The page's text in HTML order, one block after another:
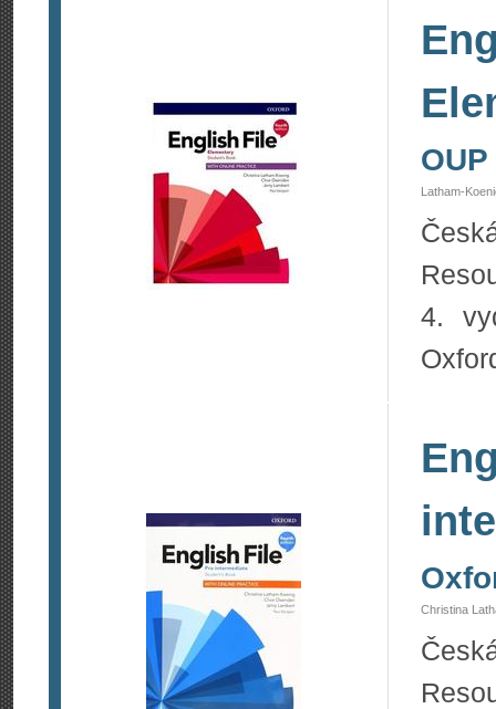
OUP
Latham-
4.
Christina